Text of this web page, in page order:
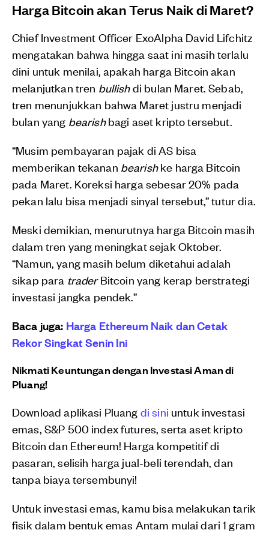
Harga Bitcoin akan Terus Naik di Maret?
Chief Investment Officer ExoAlpha David Lifchitz
mengatakan bahwa hingga saat ini masih terlalu
dini untuk menilai, apakah harga Bitcoin akan
melanjutkan tren bullishdi bulan Maret. Sebab,
tren menunjukkan bahwa Maret justru menjadi
bulan yang bearishbagi aset kripto tersebut.
“Musim pembayaran pajak di AS bisa
memberikan tekanan bearishke harga Bitcoin
pada Maret. Koreksi harga sebesar 20% pada
pekan lalu bisa menjadi sinyal tersebut,” tutur dia.
Meski demikian, menurutnya harga Bitcoin masih
dalam tren yang meningkat sejak Oktober.
“Namun, yang masih belum diketahui adalah
sikap para traderBitcoin yang kerap berstrategi
investasi jangka pendek.”
Baca juga: Harga Ethereum Naik dan Cetak
Rekor Singkat Senin Ini
Nikmati Keuntungan dengan Investasi Aman di
Pluang!
Download aplikasi Pluang di sini untuk investasi
emas, S&P 500 index futures, serta aset kripto
Bitcoin dan Ethereum! Harga kompetitif di
pasaran, selisih harga jual-beli terendah, dan
tanpa biaya tersembunyi!
Untuk investasi emas, kamu bisa melakukan tarik
fisik dalam bentuk emas Antam mulai dari 1 gram